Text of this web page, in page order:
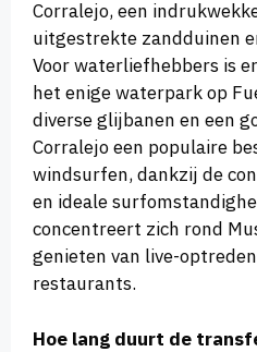
Corralejo, een
uitgestrekte zandduinen
Voor waterliefhebbers is
het enige waterpark op
diverse glijbanen en een
Corralejo een populaire
windsurfen, dankzij de
en ideale
concentreert zich rond
genieten van live-
restaurants.
Hoe lang duurt de